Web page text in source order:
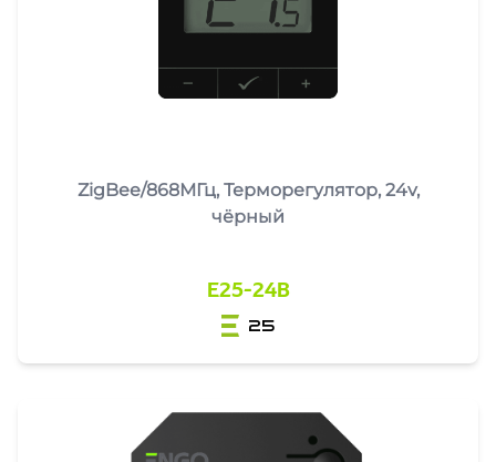
ZigBee/868МГц, Терморегулятор, 24v,
чёрный
E25-24B
25